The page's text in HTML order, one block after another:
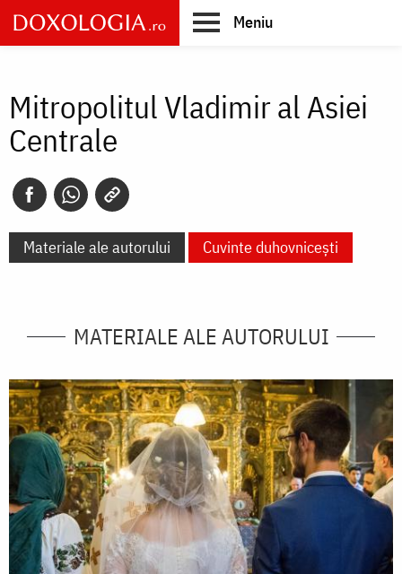
Skip
to
main
Meniu
Mitropolitul Vladimir al Asiei
Centrale
Materiale ale autorului Cuvinte duhovnicești
MATERIALE ALE AUTORULUI